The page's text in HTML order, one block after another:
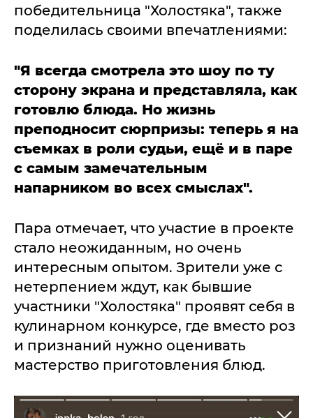
победительница "Холостяка", также
поделилась своими впечатлениями:
"Я всегда смотрела это шоу по ту
сторону экрана и представляла, как
готовлю блюда. Но жизнь
преподносит сюрпризы: теперь я на
съемках в роли судьи, ещё и в паре
с самым замечательным
напарником во всех смыслах".
Пара отмечает, что участие в проекте
стало неожиданным, но очень
интересным опытом. Зрители уже с
нетерпением ждут, как бывшие
участники "Холостяка" проявят себя в
кулинарном конкурсе, где вместо роз
и признаний нужно оценивать
мастерство приготовления блюд.